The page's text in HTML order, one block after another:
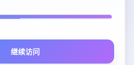
继续访问